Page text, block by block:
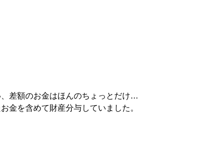
差額のお金はほんのちょっとだけ…
金を含めて財産分与していました。